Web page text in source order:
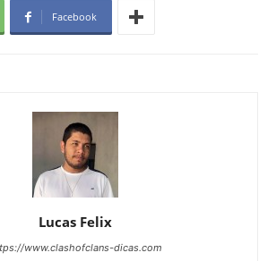
Facebook
Lucas Felix
www.clashofclans-dicas.com